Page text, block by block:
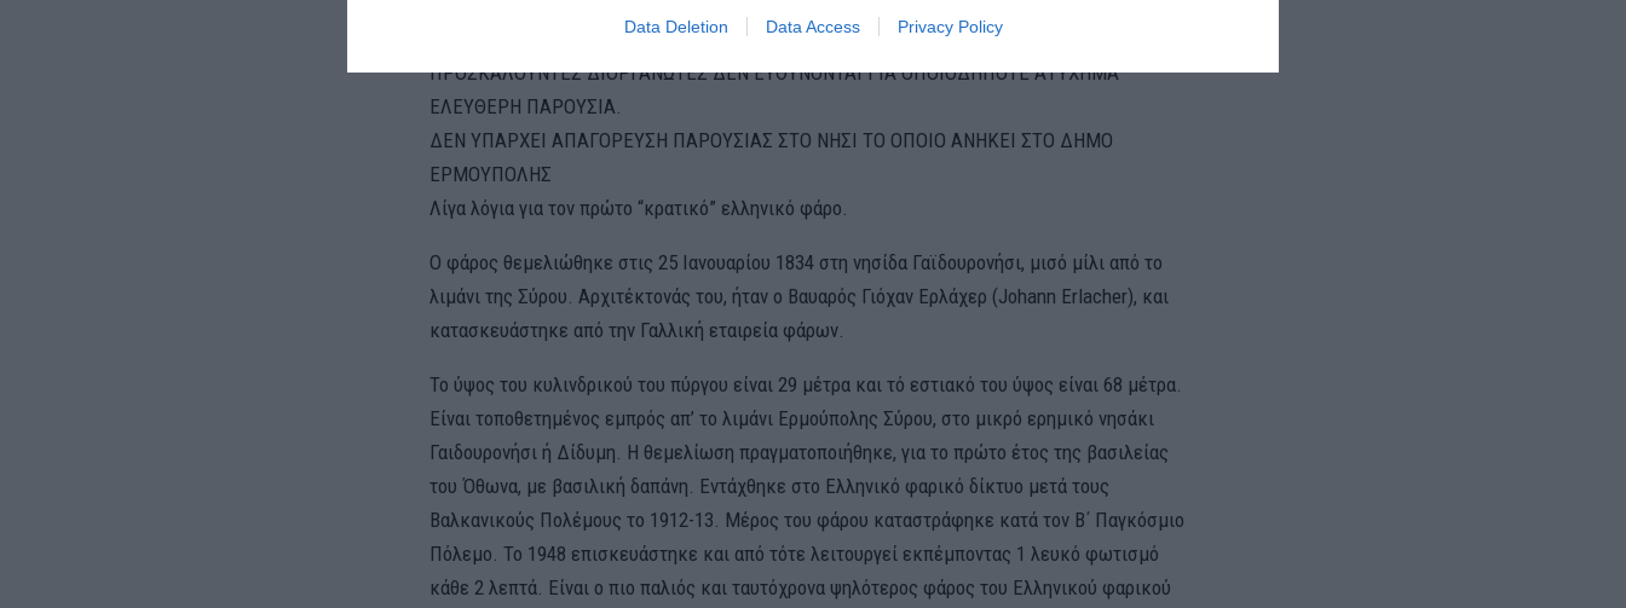
Data Deletion Data Access Privacy Policy
ΣΥΜΜΕΤΟΧΗ ΜΕ ΑΤΟΜΙΚΗ ΕΥΘΥΝΗ
ΠΡΟΣΚΑΛΟΥΝΤΕΣ ΔΙΟΡΓΑΝΩΤΕΣ ΔΕΝ ΕΥΘΥΝΟΝΤΑΙ ΓΙΑ ΟΠΟΙΟΔΗΠΟΤΕ ΑΤΥΧΗΜΑ
ΕΛΕΥΘΕΡΗ ΠΑΡΟΥΣΙΑ.
ΔΕΝ ΥΠΑΡΧΕΙ ΑΠΑΓΟΡΕΥΣΗ ΠΑΡΟΥΣΙΑΣ ΣΤΟ ΝΗΣΙ ΤΟ ΟΠΟΙΟ ΑΝΗΚΕΙ ΣΤΟ ΔΗΜΟ
ΕΡΜΟΥΠΟΛΗΣ
Λίγα λόγια για τον πρώτο “κρατικό” ελληνικό φάρο.
Ο φάρος θεμελιώθηκε στις 25 Ιανουαρίου 1834 στη νησίδα Γαϊδουρονήσι, μισό μίλι από το
λιμάνι της Σύρου. Αρχιτέκτονάς του, ήταν ο Βαυαρός Γιόχαν Ερλάχερ (Johann Erlacher), και
κατασκευάστηκε από την Γαλλική εταιρεία φάρων.
Το ύψος του κυλινδρικού του πύργου είναι 29 μέτρα και τό εστιακό του ύψος είναι 68 μέτρα.
Είναι τοποθετημένος εμπρός απ’ το λιμάνι Ερμούπολης Σύρου, στο μικρό ερημικό νησάκι
Γαιδουρονήσι ή Δίδυμη. Η θεμελίωση πραγματοποιήθηκε, για το πρώτο έτος της βασιλείας
του Όθωνα, με βασιλική δαπάνη. Εντάχθηκε στο Ελληνικό φαρικό δίκτυο μετά τους
Βαλκανικούς Πολέμους το 1912-13. Μέρος του φάρου καταστράφηκε κατά τον Β΄ Παγκόσμιο
Πόλεμο. Το 1948 επισκευάστηκε και από τότε λειτουργεί εκπέμποντας 1 λευκό φωτισμό
κάθε 2 λεπτά. Είναι ο πιο παλιός και ταυτόχρονα ψηλότερος φάρος του Ελληνικού φαρικού